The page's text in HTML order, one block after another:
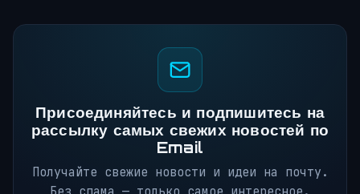
Присоединяйтесь и подпишитесь на
рассылку самых свежих новостей по
Email
Получайте свежие новости и идеи на почту.